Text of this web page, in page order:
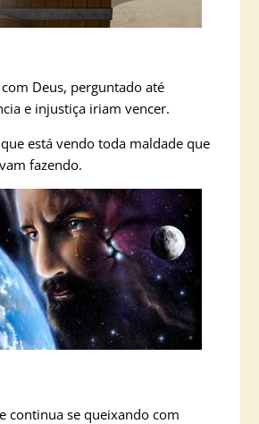
Deus, perguntado até
e injustiça iriam vencer.
está vendo toda maldade que
fazendo.
continua se queixando com